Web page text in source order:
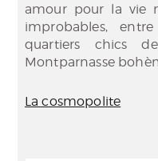
amour pour la vie
improbables,
quartiers chics
Montparnasse
La cosmopolite